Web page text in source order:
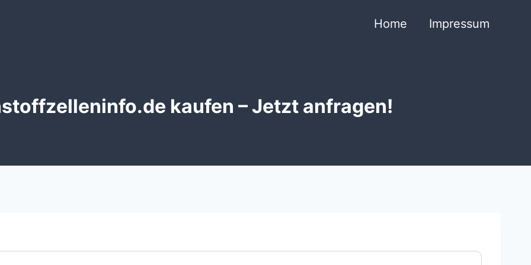
Home Impressum
kaufen – Jetzt anfragen!